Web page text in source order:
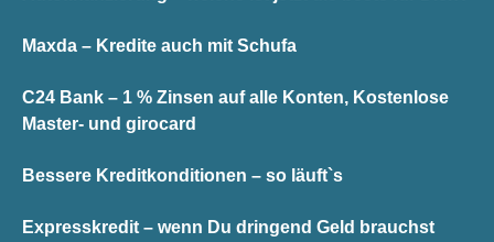
Maxda – Kredite auch mit Schufa
C24 Bank – 1 % Zinsen auf alle Konten, Kostenlose
Master- und girocard
Bessere Kreditkonditionen – so läuft`s
Expresskredit – wenn Du dringend Geld brauchst